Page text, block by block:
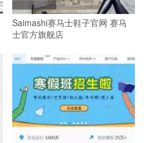
Saimashi赛马士鞋子官网 赛马
士官方旗舰店